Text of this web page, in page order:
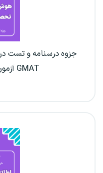
جزوه درسنامه و تست
GMAT آزمون های استخدامی